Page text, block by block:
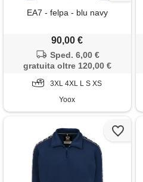
EA7 - felpa - blu navy
90,00 €
Sped. 6,00 €
gratuita oltre 120,00 €
3XL 4XL L S XS
Yoox